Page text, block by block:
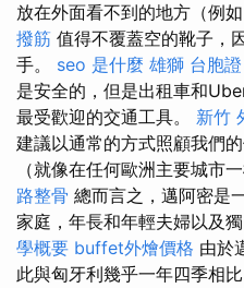
放在外面看不到的地方（例
撥筋 值得不覆蓋空的靴子，
手。 seo 是什麼 雄獅 台胞證
是安全的，但是出租車和
最受歡迎的交通工具。 新竹
建議以通常的方式照顧我們
（就像在任何歐洲主要城市
路整骨 總而言之，邁阿密是
家庭，年長和年輕夫婦以及
學概要 buffet外燴價格 由於
此與匈牙利幾乎一年四季相